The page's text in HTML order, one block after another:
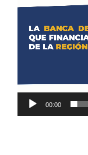
de
00:00